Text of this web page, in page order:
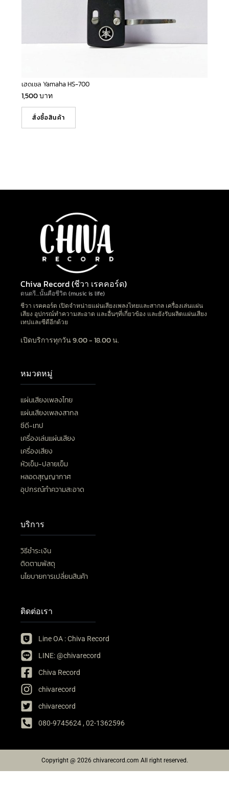
เฮดเชล Yamaha HS-700
1,500บาท
สั่งซื้อสินค้า
Chiva Record (ชีวา เรคคอร์ด)
ดนตรี…นั้นคือชีวิต (music is life)
ชีวา เรคคอร์ด เปิดจำหน่ายแผ่นเสียงเพลงไทยและสากล เครื่องเล่นแผ่น
เสียง อุปกรณ์ทำความสะอาด และอื่นๆที่เกี่ยวข้อง และยังรับผลิตแผ่นเสียง
เทปและซีดีอีกด้วย
เปิดบริการทุกวัน 9.00 - 18.00 น.
หมวดหมู่
แผ่นเสียงเพลงไทย
แผ่นเสียงเพลงสากล
ซีดี-เทป
เครื่องเล่นแผ่นเสียง
เครื่องเสียง
หัวเข็ม-ปลายเข็ม
หลอดสุญญากาศ
อุปกรณ์ทำความสะอาด
บริการ
วิธีชำระเงิน
ติดตามพัสดุ
นโยบายการเปลี่ยนสินค้า
ติดต่อเรา
Line OA : Chiva Record
LINE: @chivarecord
Chiva Record
chivarecord
chivarecord
080-9745624 , 02-1362596
Copyright @ 2026 chivarecord.com All right reserved.